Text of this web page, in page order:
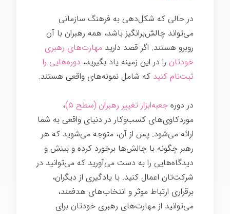
در حالی که شکل‌دهی به فرهنگ سازمانی
می‌تواند چالش‌برانگیز باشد، همه رهبران با آن
روبرو هستند. اگر قصد دارید مهارت‌های رهبری
خودتان را در این زمینه یاد بگیرید، دوره‌هایی را
ثبت‌نام کنيد که شامل نمونه‌های واقعی هستند.
در دوره جعبه‌ابزار تغییر رهبران (سطح ۵)
،
موردکاوی‌های کسب‌وکار در دنیای واقعی به شما
ارائه می‌شود. پس از آن، متوجه می‌شوید که هر
رهبر چگونه با چالش‌ها برخورد کرده و بینش و
دیدگاه‌هایی را به دست می‌آورید که می‌توانید در
شرکت‌تان اعمال کنيد. با یادگیری از دیگران،
برقراری ارتباط موثر و انتخاب‌های هدفمند،
می‌توانید از مهارت‌های رهبری خودتان برای